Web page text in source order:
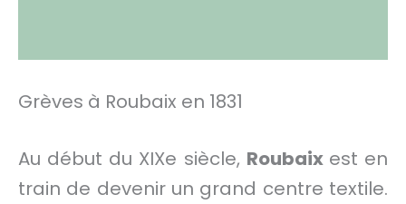
Grèves à Roubaix en 1831
Au début du XIXe siècle, Roubaix est en
train de devenir un grand centre textile.